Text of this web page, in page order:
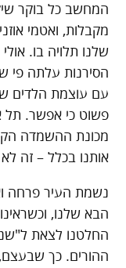
המחשב כל בוקר
מקבלות, ואטמי
שלנו תלויה בו.
הסירנות עלתה פי
עם עוצמת הלדים
פשוט כי אפשר. תל
מכונת ההשמדה
אותנו בכלל – זה
נשמת העיר פרחה
הבא שלנו,
החלטנו לצאת
ההורים. כך